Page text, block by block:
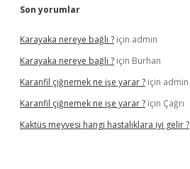
Son yorumlar
Karayaka nereye bağlı ? için admin
Karayaka nereye bağlı ? için Burhan
Karanfil çiğnemek ne işe yarar ? için admin
Karanfil çiğnemek ne işe yarar ? için Çağrı
Kaktüs meyvesi hangi hastalıklara iyi gelir ?